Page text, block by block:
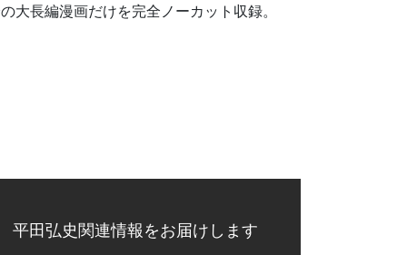
大長編漫画だけを完全ノーカット収録。
平田弘史関連情報をお届けします